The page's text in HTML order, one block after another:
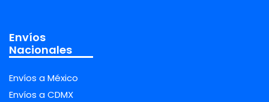
Envíos
Nacionales
Envíos a México
Envíos a CDMX